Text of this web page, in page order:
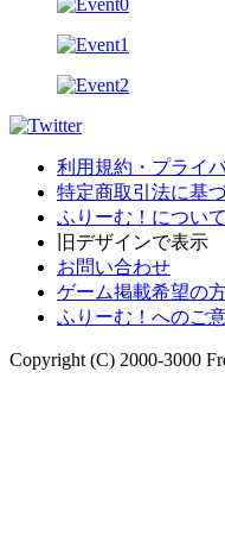
利用規約・プライ
特定商取引法に基
ふりーむ！について
旧デザインで表示
お問い合わせ
ゲーム掲載希望の
ふりーむ！へのご
Copyright (C) 2000-3000